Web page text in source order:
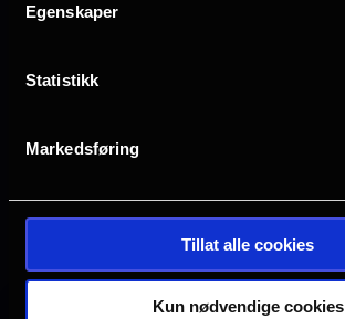
Egenskaper
Statistikk
Markedsføring
Tillat alle cookies
Kun nødvendige cookies
Språk
Action
United International Pictures